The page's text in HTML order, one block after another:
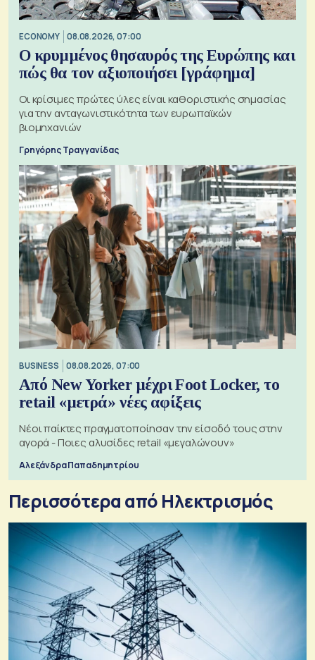
ECONOMY 08.08.2026, 07:00
Ο κρυμμένος θησαυρός της Ευρώπης και
πώς θα τον αξιοποιήσει [γράφημα]
Οι κρίσιμες πρώτες ύλες είναι καθοριστικής σημασίας
για την ανταγωνιστικότητα των ευρωπαϊκών
βιομηχανιών
Γρηγόρης Τραγγανίδας
BUSINESS 08.08.2026, 07:00
Από New Yorker μέχρι Foot Locker, το
retail «μετρά» νέες αφίξεις
Νέοι παίκτες πραγματοποίησαν την είσοδό τους στην
αγορά - Ποιες αλυσίδες retail «μεγαλώνουν»
Αλεξάνδρα Παπαδημητρίου
Περισσότερα από Ηλεκτρισμός